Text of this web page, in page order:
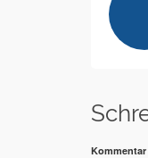
Kommentar